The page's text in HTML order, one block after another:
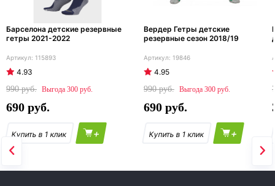
Барселона детские резервные
гетры 2021-2022
115893
4.93
990
300
690
+
Вердер Гетры детские
резервные сезон 2018/19
19846
4.95
990
300
690
+